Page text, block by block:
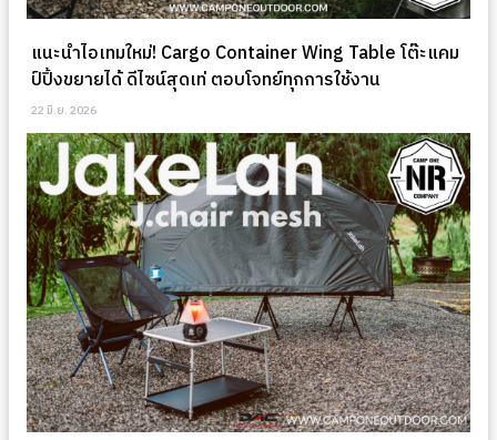
แนะนำไอเทมใหม่! Cargo Container Wing Table โต๊ะแคม
ป์ปิ้งขยายได้ ดีไซน์สุดเท่ ตอบโจทย์ทุกการใช้งาน
22 มิ.ย. 2026